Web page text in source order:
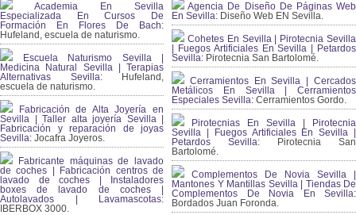
Academia En Sevilla
Especializada En Cursos De
Formación En Flores De Bach:
Hufeland, escuela de naturismo.
Escuela Naturismo Sevilla |
Medicina Natural Sevilla | Terapias
Alternativas Sevilla: Hufeland,
escuela de naturismo.
Fabricación de Alta Joyería en
Sevilla | Taller alta joyería Sevilla |
Fabricación y reparación de joyas
Sevilla: Jocafra Joyeros.
Fabricante máquinas de lavado
de coches | Fabricación centros de
lavado de coches | Instaladores
boxes de lavado de coches |
Autolavados | Lavamascotas:
IBERBOX 3000.
Agencia De Diseño De Páginas Web
En Sevilla: Diseño Web EN Sevilla.
Cohetes En Sevilla | Pirotecnia Sevilla
| Fuegos Artificiales En Sevilla | Petardos
Sevilla: Pirotecnia San Bartolomé.
Cerramientos En Sevilla | Cercados
Metálicos En Sevilla | Cerramientos
Especiales Sevilla: Cerramientos Gordo.
Pirotecnias En Sevilla | Pirotecnia
Sevilla | Fuegos Artificiales En Sevilla |
Petardos Sevilla: Pirotecnia San
Bartolomé.
Complementos De Novia Sevilla |
Mantones Y Mantillas Sevilla | Tiendas De
Complementos De Novia En Sevilla:
Bordados Juan Foronda.